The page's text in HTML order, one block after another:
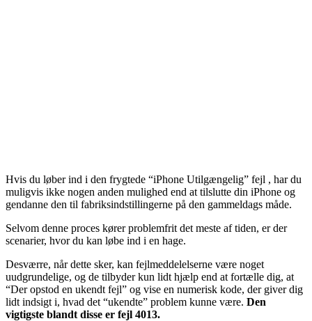
Hvis du løber ind i den frygtede “iPhone Utilgængelig” fejl , har du
muligvis ikke nogen anden mulighed end at tilslutte din iPhone og
gendanne den til fabriksindstillingerne på den gammeldags måde.
Selvom denne proces kører problemfrit det meste af tiden, er der
scenarier, hvor du kan løbe ind i en hage.
Desværre, når dette sker, kan fejlmeddelelserne være noget
uudgrundelige, og de tilbyder kun lidt hjælp end at fortælle dig, at
“Der opstod en ukendt fejl” og vise en numerisk kode, der giver dig
lidt indsigt i, hvad det “ukendte” problem kunne være. Den
vigtigste blandt disse er fejl 4013.